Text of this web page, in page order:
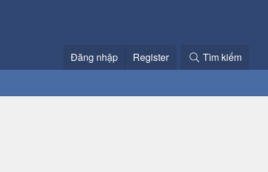
Đăng nhập Register Tìm kiếm